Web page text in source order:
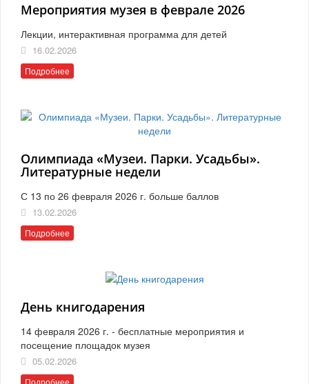
Мероприятия музея в феврале 2026
Лекции, интерактивная программа для детей
16.02.2026
Подробнее
Олимпиада «Музеи. Парки. Усадьбы».
Литературные недели
С 13 по 26 февраля 2026 г. больше баллов
13.02.2026
Подробнее
День книгодарения
14 февраля 2026 г. - бесплатные мероприятия и
посещение площадок музея
05.02.2026
Подробнее